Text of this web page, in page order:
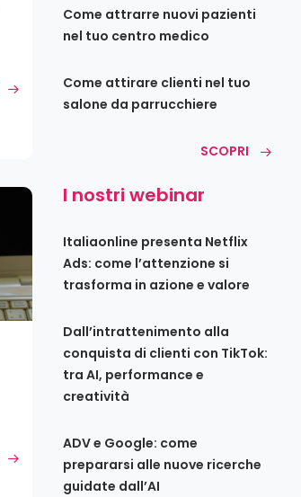
Come attrarre nuovi pazienti
nel tuo centro medico
Come attirare clienti nel tuo
salone da parrucchiere
SCOPRI
I nostri webinar
Italiaonline presenta Netflix
Ads: come l’attenzione si
trasforma in azione e valore
Dall’intrattenimento alla
conquista di clienti con TikTok:
tra AI, performance e
creatività
ADV e Google: come
prepararsi alle nuove ricerche
guidate dall’AI